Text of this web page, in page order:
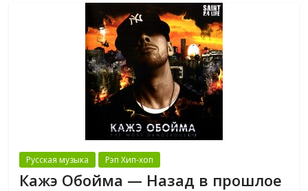
Русская музыка Рэп Хип-хоп
Кажэ Обойма — Назад в прошлое